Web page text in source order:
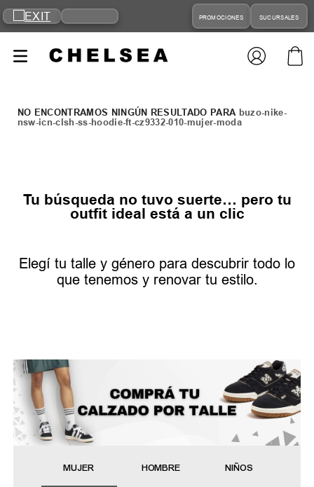
PROMOCIONES SUCURSALES
buzo-nike-
nsw-icn-clsh-ss-hoodie-ft-cz9332-010-mujer-moda
Tu búsqueda no tuvo suerte… pero tu
outfit ideal está a un clic
Elegí tu talle y género para descubrir todo lo
que tenemos y renovar tu estilo.
MUJER HOMBRE NIÑOS